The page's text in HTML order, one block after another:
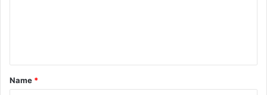
Name *